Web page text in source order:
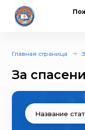
Главная страница
За